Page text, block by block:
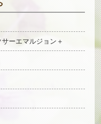
ーエマルジョン＋